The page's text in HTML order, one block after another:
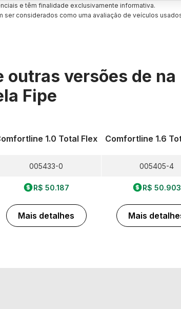
e têm finalidade exclusivamente informativa.
considerados como uma avaliação de veículos
outras versões de na
Fipe
1.0 Total Flex
005433-0
R$ 50.187
Mais detalhes
Comfortline 1.6
005405-4
R$ 50.903
Mais